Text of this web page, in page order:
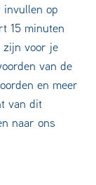
invullen op
15 minuten
zijn voor je
van de
en meer
van dit
naar ons